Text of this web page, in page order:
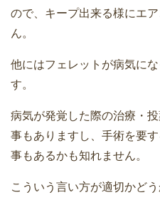
ので、キープ出来る様にエ
ん。
他にはフェレットが病気に
す。
病気が発覚した際の治療・
事もありますし、手術を要
事もあるかも知れません。
こういう言い方が適切かど